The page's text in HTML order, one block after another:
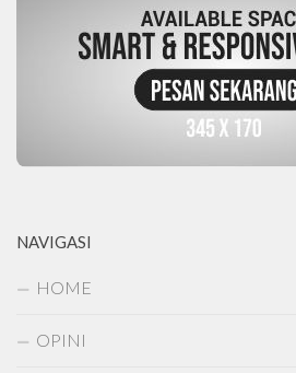
NAVIGASI
HOME
OPINI